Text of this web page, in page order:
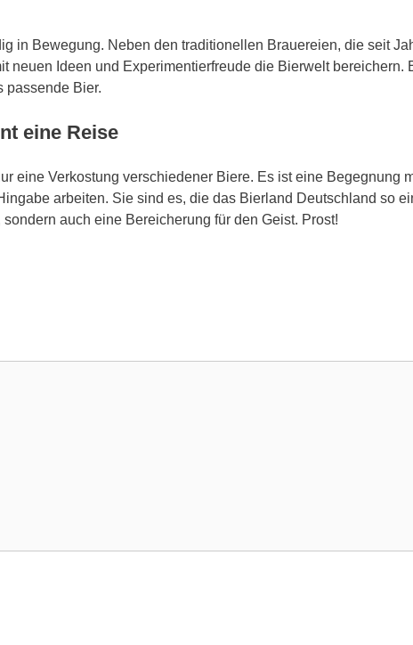
in Bewegung. Neben den traditionellen Brauereien, die seit
neuen Ideen und Experimentierfreude die Bierwelt
passende Bier.
eine Reise
eine Verkostung verschiedener Biere. Es ist eine Begegnung
arbeiten. Sie sind es, die das Bierland Deutschland so
auch eine Bereicherung für den Geist. Prost!